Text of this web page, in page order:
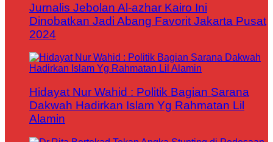
Jurnalis Jebolan Al-azhar Kairo Ini
Dinobatkan Jadi Abang Favorit Jakarta Pusat
2024
Hidayat Nur Wahid : Politik Bagian Sarana
Dakwah Hadirkan Islam Yg Rahmatan Lil
Alamin